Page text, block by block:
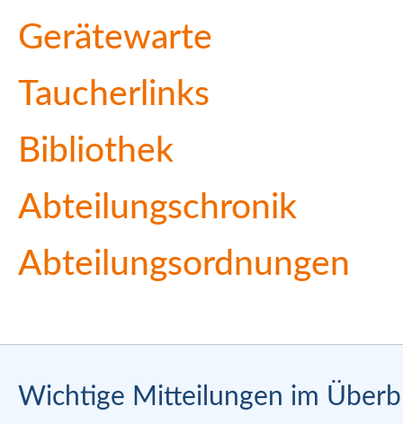
Gerätewarte
Taucherlinks
Bibliothek
Abteilungschronik
Abteilungsordnungen
Wichtige Mitteilungen im